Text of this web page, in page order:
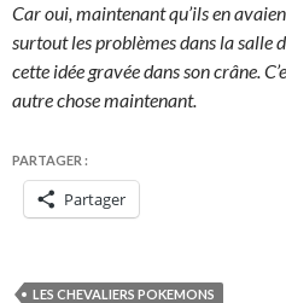
Car oui, maintenant qu’ils en
surtout les problèmes dans la
cette idée gravée dans son crâne.
autre chose maintenant.
PARTAGER :
Partager
LES CHEVALIERS POKEMONS